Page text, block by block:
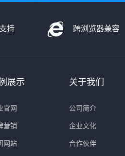
持 跨浏览器兼容
展示
官网
营销
网站
关于我们
公司简介
企业文化
合作伙伴